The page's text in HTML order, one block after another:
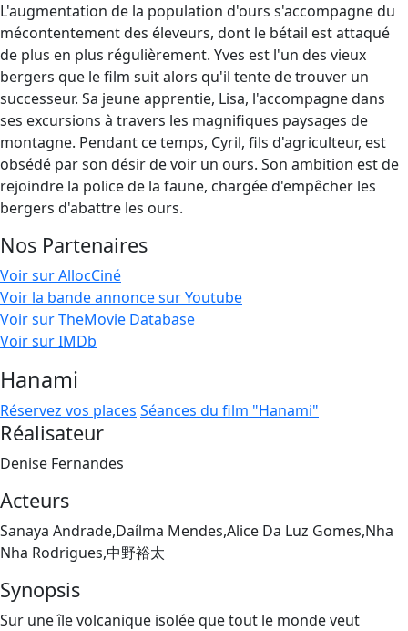
L'augmentation de la population d'ours s'accompagne du
mécontentement des éleveurs, dont le bétail est attaqué
de plus en plus régulièrement. Yves est l'un des vieux
bergers que le film suit alors qu'il tente de trouver un
successeur. Sa jeune apprentie, Lisa, l'accompagne dans
ses excursions à travers les magnifiques paysages de
montagne. Pendant ce temps, Cyril, fils d'agriculteur, est
obsédé par son désir de voir un ours. Son ambition est de
rejoindre la police de la faune, chargée d'empêcher les
bergers d'abattre les ours.
Nos Partenaires
Voir sur AllocCiné
Voir la bande annonce sur Youtube
Voir sur TheMovie Database
Voir sur IMDb
Hanami
Réservez vos places Séances du film "Hanami"
Réalisateur
Denise Fernandes
Acteurs
Sanaya Andrade,Daílma Mendes,Alice Da Luz Gomes,Nha
Nha Rodrigues,中野裕太
Synopsis
Sur une île volcanique isolée que tout le monde veut